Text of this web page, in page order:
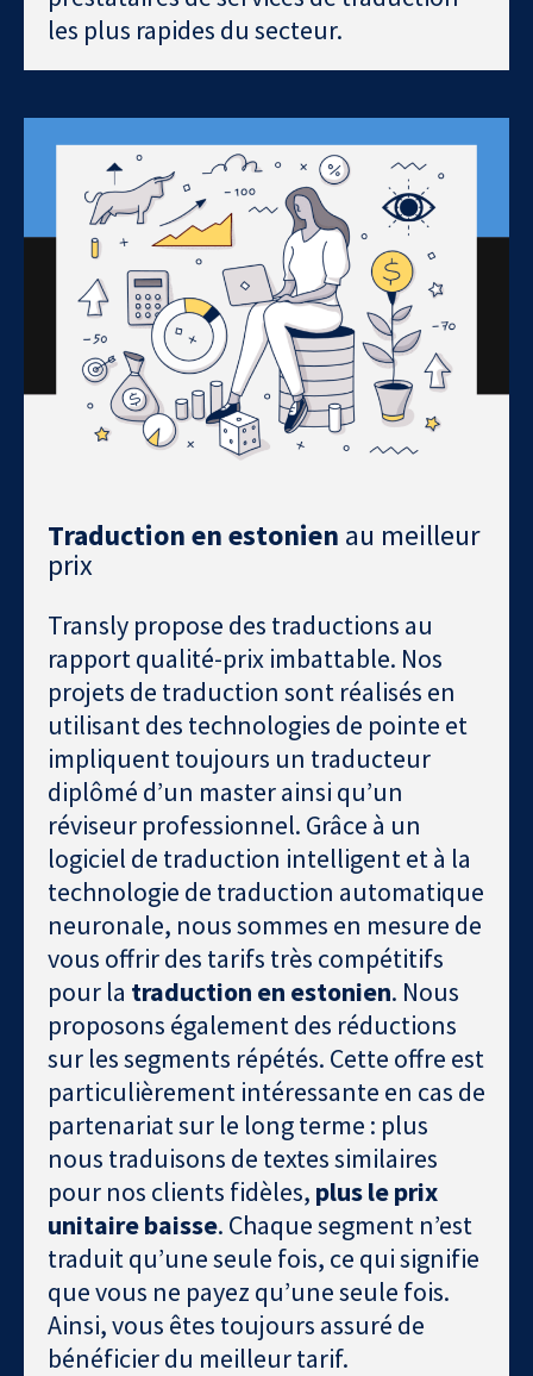
les plus rapides du secteur.
Traduction en estonien au meilleur
prix
Transly propose des traductions au
rapport qualité-prix imbattable. Nos
projets de traduction sont réalisés en
utilisant des technologies de pointe et
impliquent toujours un traducteur
diplômé d’un master ainsi qu’un
réviseur professionnel. Grâce à un
logiciel de traduction intelligent et à la
technologie de traduction automatique
neuronale, nous sommes en mesure de
vous offrir des tarifs très compétitifs
pour la traduction en estonien. Nous
proposons également des réductions
sur les segments répétés. Cette offre est
particulièrement intéressante en cas de
partenariat sur le long terme : plus
nous traduisons de textes similaires
pour nos clients fidèles, plus le prix
unitaire baisse. Chaque segment n’est
traduit qu’une seule fois, ce qui signifie
que vous ne payez qu’une seule fois.
Ainsi, vous êtes toujours assuré de
bénéficier du meilleur tarif.